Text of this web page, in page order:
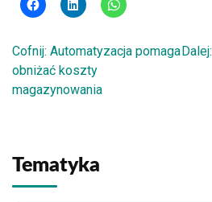
Nawigacja
wpisu
Cofnij: Automatyzacja pomaga
obniżać koszty
magazynowania
Dalej:
Tematyka